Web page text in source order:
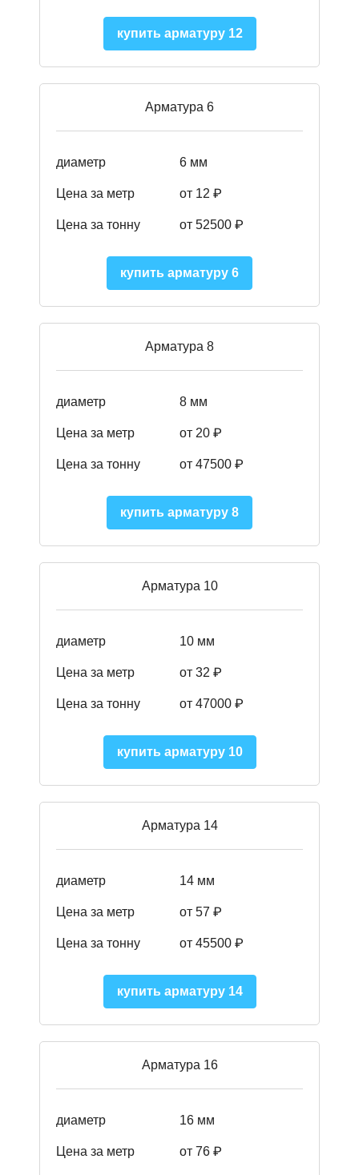
купить арматуру 12
Арматура 6
диаметр 6 мм
Цена за метр от 12 ₽
Цена за тонну от 52500 ₽
купить арматуру 6
Арматура 8
диаметр 8 мм
Цена за метр от 20 ₽
Цена за тонну от 47500 ₽
купить арматуру 8
Арматура 10
диаметр 10 мм
Цена за метр от 32 ₽
Цена за тонну от 47000 ₽
купить арматуру 10
Арматура 14
диаметр 14 мм
Цена за метр от 57 ₽
Цена за тонну от 45500 ₽
купить арматуру 14
Арматура 16
диаметр 16 мм
Цена за метр от 76 ₽